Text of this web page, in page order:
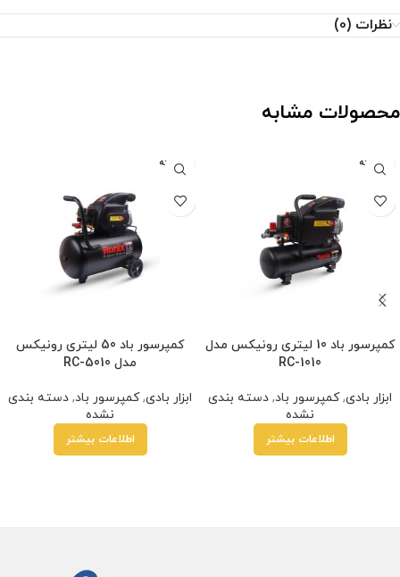
نظرات (0)
محصولات مشابه
فروخته
شده
کمپرسور باد 10 لیتری رونیکس مدل
RC-1010
ابزار بادی,کمپرسور باد, دسته بندی
نشده
اطلاعات بیشتر
فروخته
شده
کمپرسور باد 50 لیتری رونیکس
مدل RC-5010
ابزار بادی,کمپرسور باد, دسته بندی
نشده
اطلاعات بیشتر